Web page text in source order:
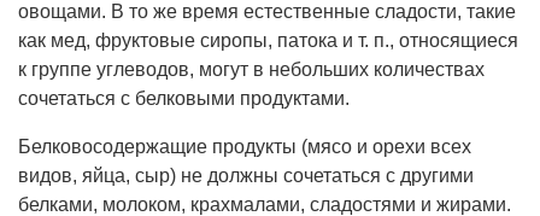
овощами. В то же время естественные сладости, такие
как мед, фруктовые сиропы, патока и т. п., относящиеся
к группе углеводов, могут в небольших количествах
сочетаться с белковыми продуктами.
Белковосодержащие продукты (мясо и орехи всех
видов, яйца, сыр) не должны сочетаться с другими
белками, молоком, крахмалами, сладостями и жирами.